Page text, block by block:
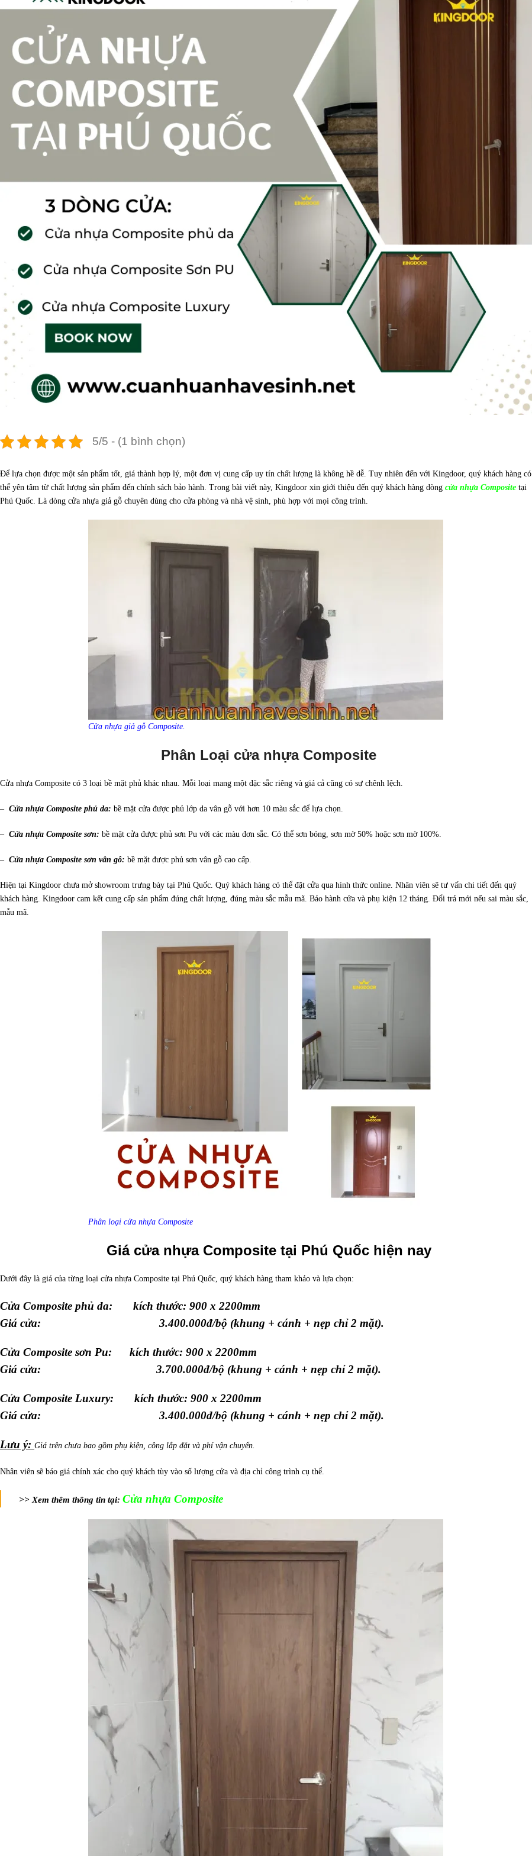
5/5 - (1 bình chọn)
Để lựa chọn được một sản phẩm tốt, giá thành hợp lý, một đơn vị cung cấp uy tín chất lượng là không hề dễ. Tuy nhiên đến với Kingdoor, quý khách hàng có
thể yên tâm từ chất lượng sản phẩm đến chính sách bảo hành. Trong bài viết này, Kingdoor xin giới thiệu đến quý khách hàng dòng cửa nhựa Composite tại
Phú Quốc. Là dòng cửa nhựa giả gỗ chuyên dùng cho cửa phòng và nhà vệ sinh, phù hợp với mọi công trình.
Cửa nhựa giả gỗ Composite.
Phân Loại cửa nhựa Composite
Cửa nhựa Composite có 3 loại bề mặt phủ khác nhau. Mỗi loại mang một đặc sắc riêng và giá cả cũng có sự chênh lệch.
– Cửa nhựa Composite phủ da: bề mặt cửa được phủ lớp da vân gỗ với hơn 10 màu sắc để lựa chọn.
– Cửa nhựa Composite sơn: bề mặt cửa được phủ sơn Pu với các màu đơn sắc. Có thể sơn bóng, sơn mờ 50% hoặc sơn mờ 100%.
– Cửa nhựa Composite sơn vân gỗ: bề mặt được phủ sơn vân gỗ cao cấp.
Hiện tại Kingdoor chưa mở showroom trưng bày tại Phú Quốc. Quý khách hàng có thể đặt cửa qua hình thức online. Nhân viên sẽ tư vấn chi tiết đến quý
khách hàng. Kingdoor cam kết cung cấp sản phẩm đúng chất lượng, đúng màu sắc mẫu mã. Bảo hành cửa và phụ kiện 12 tháng. Đổi trả mới nếu sai màu sắc,
mẫu mã.
Phân loại cửa nhựa Composite
Giá cửa nhựa Composite tại Phú Quốc hiện nay
Dưới đây là giá của từng loại cửa nhựa Composite tại Phú Quốc, quý khách hàng tham khảo và lựa chọn:
Cửa Composite phủ da: kích thước: 900 x 2200mm
Giá cửa: 3.400.000đ/bộ (khung + cánh + nẹp chỉ 2 mặt).
Cửa Composite sơn Pu: kích thước: 900 x 2200mm
Giá cửa: 3.700.000đ/bộ (khung + cánh + nẹp chỉ 2 mặt).
Cửa Composite Luxury: kích thước: 900 x 2200mm
Giá cửa: 3.400.000đ/bộ (khung + cánh + nẹp chỉ 2 mặt).
Lưu ý: Giá trên chưa bao gồm phụ kiện, công lắp đặt và phí vận chuyển.
Nhân viên sẽ báo giá chính xác cho quý khách tùy vào số lượng cửa và địa chỉ công trình cụ thể.
>> Xem thêm thông tin tại: Cửa nhựa Composite